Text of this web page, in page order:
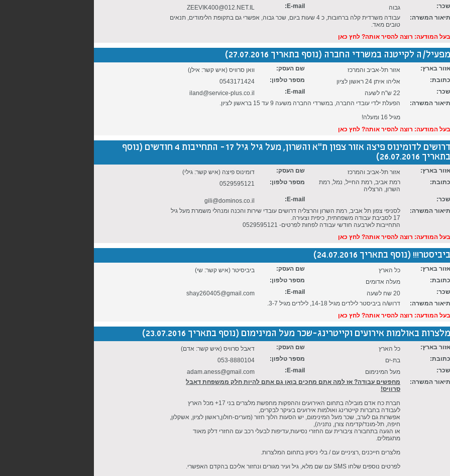
שכר:
גבוה E-mail:
ZEEVIK400@012.NET.IL
תיאור המשרה:
עבודה משרדית קלה ברחובות, כ 4 שעות ביום, שכר גבוה, אפשרי גם בתקופת הלימודים, תנאים
טובים מאד.
בעל המודעה: רוצה להסיר אותה? לחץ כאן
מפעיל/ה לקייטנה במשרדי החברה (נוסף בתאריך 27.07.2016)
אזור בארץ: אזור תל-אביב והמרכז שם העסק:
וואן סרוויס (איש קשר: אילן)
כתובת:
אליהו איתן 24 ראשון לציון מספר טלפון:
0543171424
שכר:
22 ש"ח לשעה E-mail:
iland@service-plus.co.il
תיאור המשרה:
הפעלת ילדי עובדי החברה, במשרדי החברה משעה 9 עד 15 בראשון לציון.
מגיל 16 ומעלה!
בעל המודעה: רוצה להסיר אותה? לחץ כאן
דרושים לדומינוס פיצה אזור צפון ת"א והשרון, מעל גיל גיל 17- התחייבות 4 חודשים (נוסף
בתאריך 26.07.2016)
אזור בארץ: אזור תל-אביב והמרכז שם העסק:
דומינוס פיצה (איש קשר: גילי)
כתובת:
רמת אביב, רמת החייל, נמל, רמת
השרון, הרצליה
מספר טלפון: 0529595121
שכר: E-mail:
gili@dominos.co.il
תיאור המשרה:
לסניפי צפון תל אביב, רמת השרון והרצליה דרושים עובדי שירות והכנה ומנהלי משמרת מעל גיל
17 לסביבת עבודה משפחתית, כיפית וצעירה.
התחייבות לארבעה חודשי עבודה לפחות לפרטים- 0529595121
בעל המודעה: רוצה להסיר אותה? לחץ כאן
ביביסטר!!! (נוסף בתאריך 24.07.2016)
אזור בארץ: כל הארץ שם העסק:
ביביסיטר (איש קשר: שי)
כתובת:
מעלה אדומים
מספר טלפון:
שכר:
20 שח לשעה E-mail:
shay260405@gmail.com
תיאור המשרה:
דרוש/ה ביביסטר לילדים מגיל 14-18, לילדים מגיל 3-7.
בעל המודעה: רוצה להסיר אותה? לחץ כאן
מלצרות באולמות אירועים וקייטרינג-שכר מעל המינימום (נוסף בתאריך 23.07.2016)
אזור בארץ: כל הארץ שם העסק:
דאבל סרוויס (איש קשר: אדם)
כתובת:
בת-ים מספר טלפון:
053-8880104
שכר:
מעל המינימום E-mail:
adam.aness@gmail.com
תיאור המשרה:
מחפשים עבודה? אז למה אתם מחכים בואו גם אתם להיות חלק ממשפחת דאבל
סרוויס!
חברת כח אדם מובילה בתחום האירועים וההפקות מחפשת מלצרים בני 17+ מכל הארץ
לעבודה בחברות קייטרינג ואולמות אירועים בעיקר לבקרים,
אפשרות גם לערב, שכר מעל המינימום, יש הסעות הלוך חזור (מערים-חולון,ראשון לציון, אשקלון,
חיפה, תל-מונד/קדימה צורן, נתניה),
או הגעה בתחבורה ציבורית עם החזרי נסיעות,עדיפות לבעלי רכב עם החזרי דלק מאוד
מתגמלים.
מלצרים חייכנים ,רציניים עם / בלי ניסיון בתחום המלצרות.
לפרטים נוספים שלחו SMS עם שם מלא, גיל ועיר מגורים ונחזור אליכם בהקדם האפשרי.